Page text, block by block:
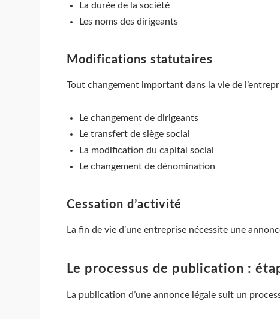
La durée de la société
Les noms des dirigeants
Modifications statutaires
Tout changement important dans la vie de
Le changement de dirigeants
Le transfert de siège social
La modification du capital social
Le changement de dénomination
Cessation d’activité
La fin de vie d’une entreprise nécessite une
Le processus de publication :
La publication d’une annonce légale suit un